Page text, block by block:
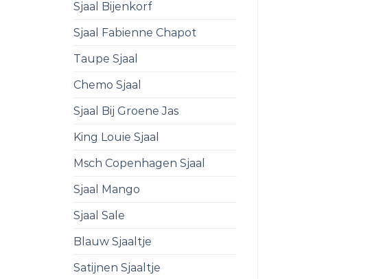
Sjaal Bijenkorf
Sjaal Fabienne Chapot
Taupe Sjaal
Chemo Sjaal
Sjaal Bij Groene Jas
King Louie Sjaal
Msch Copenhagen Sjaal
Sjaal Mango
Sjaal Sale
Blauw Sjaaltje
Satijnen Sjaaltje